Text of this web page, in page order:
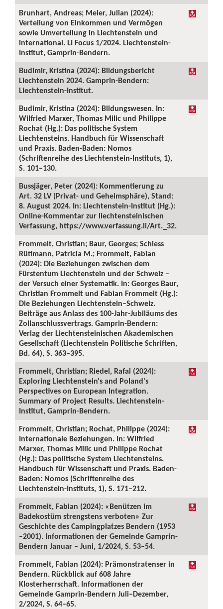
Brunhart, Andreas; Meier, Julian (2024):
Verteilung von Einkommen und Vermögen
sowie Umverteilung in Liechtenstein und
international. LI Focus 1/2024. Liechtenstein-
Institut, Gamprin-Bendern.
Budimir, Kristina (2024): Bildungsbericht
Liechtenstein 2024. Gamprin-Bendern:
Liechtenstein-Institut.
Budimir, Kristina (2024): Bildungswesen. In:
Wilfried Marxer, Thomas Milic und Philippe
Rochat (Hg.): Das politische System
Liechtensteins. Handbuch für Wissenschaft
und Praxis. Baden-Baden: Nomos
(Schriftenreihe des Liechtenstein-Instituts, 1),
S. 101–130.
Bussjäger, Peter (2024): Kommentierung zu
Art. 32 LV (Privat- und Geheimsphäre), Stand:
8. August 2024. In: Liechtenstein-Institut (Hg.):
Online-Kommentar zur liechtensteinischen
Verfassung, https://www.verfassung.li/Art._32.
Frommelt, Christian; Baur, Georges; Schiess
Rütimann, Patricia M.; Frommelt, Fabian
(2024): Die Beziehungen zwischen dem
Fürstentum Liechtenstein und der Schweiz –
der Versuch einer Systematik. In: Georges Baur,
Christian Frommelt und Fabian Frommelt (Hg.):
Die Beziehungen Liechtenstein–Schweiz.
Beiträge aus Anlass des 100-Jahr-Jubiläums des
Zollanschlussvertrags. Gamprin-Bendern:
Verlag der Liechtensteinischen Akademischen
Gesellschaft (Liechtenstein Politische Schriften,
Bd. 64), S. 363–395.
Frommelt, Christian; Riedel, Rafal (2024):
Exploring Liechtenstein's and Poland's
Perspectives on European Integration.
Summary of Project Results. Liechtenstein-
Institut, Gamprin-Bendern.
Frommelt, Christian; Rochat, Philippe (2024):
Internationale Beziehungen. In: Wilfried
Marxer, Thomas Milic und Philippe Rochat
(Hg.): Das politische System Liechtensteins.
Handbuch für Wissenschaft und Praxis. Baden-
Baden: Nomos (Schriftenreihe des
Liechtenstein-Instituts, 1), S. 171–212.
Frommelt, Fabian (2024): «Benützen im
Badekostüm strengstens verboten» Zur
Geschichte des Campingplatzes Bendern (1953
–2001). Informationen der Gemeinde Gamprin-
Bendern Januar – Juni, 1/2024, S. 53–54.
Frommelt, Fabian (2024): Prämonstratenser in
Bendern. Rückblick auf 608 Jahre
Klosterherrschaft. Informationen der
Gemeinde Gamprin-Bendern Juli–Dezember,
2/2024, S. 64–65.